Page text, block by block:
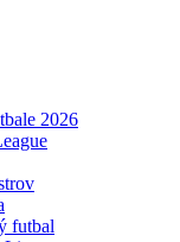
2026
futbal